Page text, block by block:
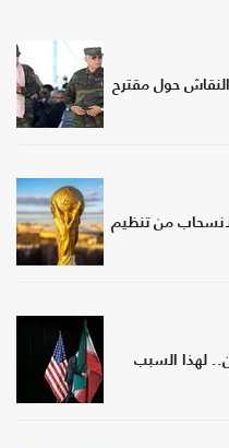
النقاش حول مقترح
من تنظيم
لهذا السبب